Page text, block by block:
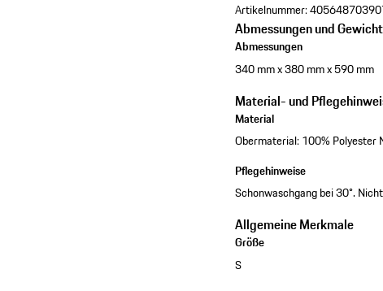
Artikelnummer:
Abmessungen und Gewicht
Abmessungen
340 mm x 380 mm x 590 mm
Material- und
Material
Obermaterial: 100% Polyester
Pflegehinweise
Schonwaschgang bei 30°.
Allgemeine Merkmale
Größe
S